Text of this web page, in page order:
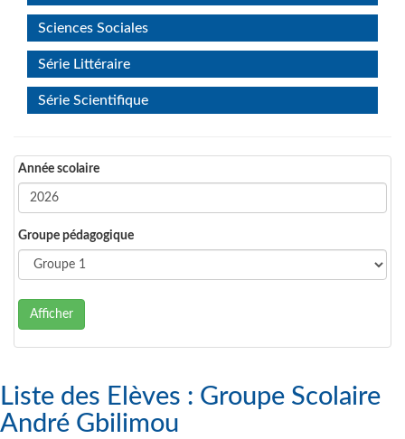
Sciences Sociales
Série Littéraire
Série Scientifique
Année scolaire
Groupe pédagogique
Afficher
Liste des Elèves : Groupe Scolaire
André Gbilimou